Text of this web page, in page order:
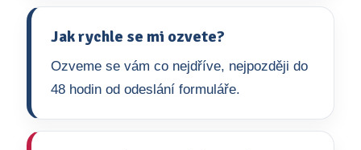
Jak rychle se mi ozvete?
Ozveme se vám co nejdříve, nejpozději do
48 hodin od odeslání formuláře.